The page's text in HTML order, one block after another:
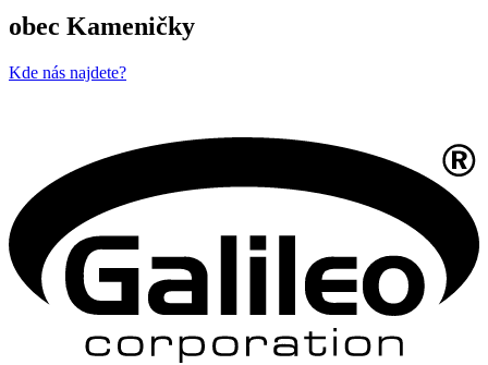
obec Kameničky
Kde nás najdete?